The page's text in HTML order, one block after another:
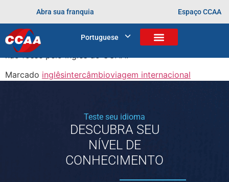
Abra sua franquia Espaço CCAA
Portuguese
“Eu tô fazendo um intercâmbio de férias, e o inglês do
CCAA me ajudou muito porque, chegando aqui, eu já
tinha amigos, eu já consegui me comunicar. E eu já fui
para um nível muito mais avançado do que eu estaria se
não fosse pelo inglês do CCAA.”
Marcado inglêsintercâmbioviagem internacional
Teste seu idioma
DESCUBRA SEU
NÍVEL DE
CONHECIMENTO